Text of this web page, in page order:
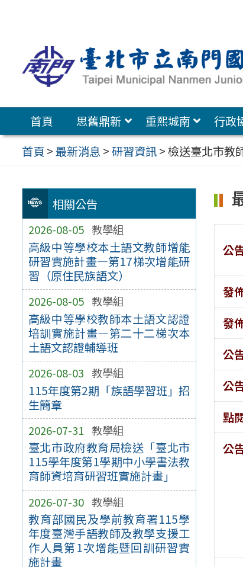
容
區
首頁 思舊鼎新 重熙城南 行政
首頁 >最新消息 >研習資訊>檢送臺北市教
相關公告
2026-08-05 教學組
高級中等學校本土語文教師增能
研習實施計畫—第17梯次增能研
習（原住民族語文）
2026-08-05 教學組
高級中等學校教師本土語文認證
培訓實施計畫—第二十二梯次本
土語文認證輔導班
2026-08-03 教學組
115年度第2期「族語學習班」招
生簡章
2026-07-31 教學組
臺北市政府教育局檢送「臺北市
115學年度第1學期中小學書法教
育師資培育研習班實施計畫」
2026-07-30 教學組
教育部國民及學前教育署115學
年度臺灣手語教師及教學支援工
作人員第1次增能暨回訓研習實
施計畫
公
發
發
公
公
點
公